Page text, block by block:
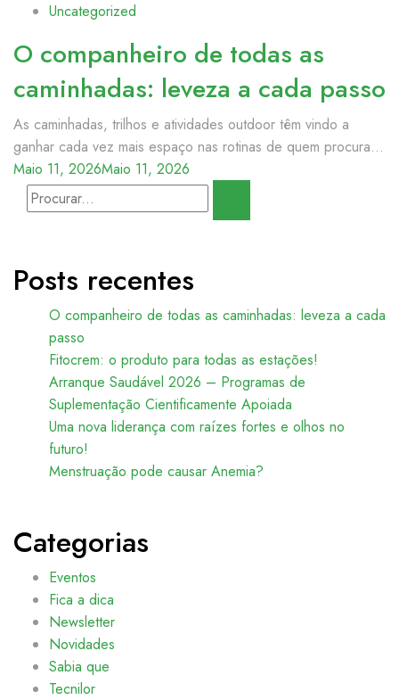
Uncategorized
O companheiro de todas as
caminhadas: leveza a cada passo
As caminhadas, trilhos e atividades outdoor têm vindo a
ganhar cada vez mais espaço nas rotinas de quem procura...
Maio 11, 2026Maio 11, 2026
Posts recentes
O companheiro de todas as caminhadas: leveza a cada
passo
Fitocrem: o produto para todas as estações!
Arranque Saudável 2026 – Programas de
Suplementação Cientificamente Apoiada
Uma nova liderança com raízes fortes e olhos no
futuro!
Menstruação pode causar Anemia?
Categorias
Eventos
Fica a dica
Newsletter
Novidades
Sabia que
Tecnilor